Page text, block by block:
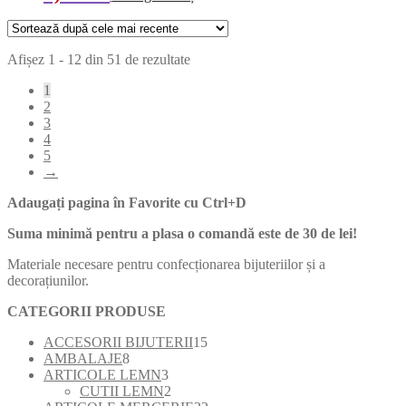
Afișez 1 - 12 din 51 de rezultateSortat
1
2
3
4
5
→
Adaugați pagina în Favorite cu Ctrl+D
Suma minimă pentru a plasa o comandă este de 30 de lei!
Materiale necesare pentru confecționarea bijuteriilor și a
decorațiunilor.
CATEGORII PRODUSE
ACCESORII BIJUTERII1515
AMBALAJE88
produse
ARTICOLE LEMN33
produse
CUTII LEMN2